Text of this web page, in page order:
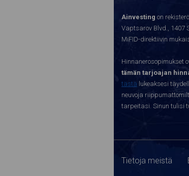
Ainvesting on
Vaptsarov Blvd., 1407
MiFID-direktiivin
Hinnanerosopimukset
tämän tarjoajan
tästä lukeaksesi
neuvoja
tarpeitasi. Sinun tulisi
Tietoja meistä